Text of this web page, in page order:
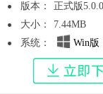
版本：
正式版
大小：
7.44MB
系统：
Win版